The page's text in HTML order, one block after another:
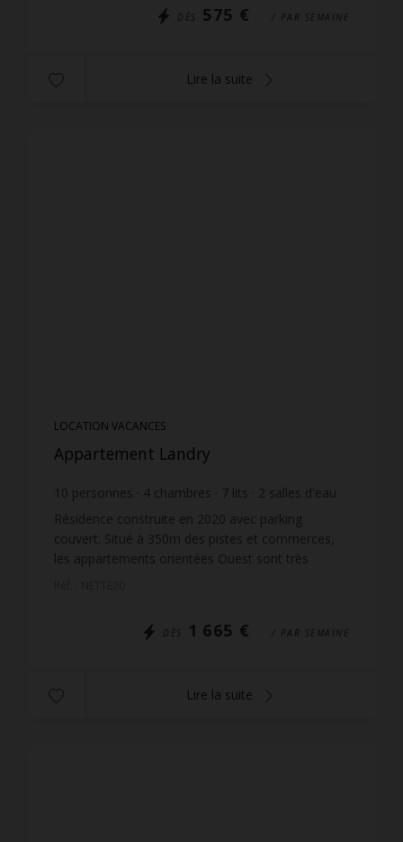
DÈS 575 € / PAR SEMAINE
Lire la suite
LOCATION VACANCES
Appartement Landry
10 personnes 4 chambres 7 lits 2 salles d'eau
salle de bain
Résidence construite en 2020 avec parking
couvert. Situé à 350m des pistes et commerces,
les appartements orientées Ouest sont très
DÈS 1 665 € / PAR SEMAINE
Lire la suite